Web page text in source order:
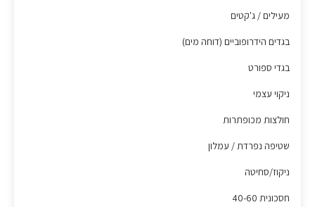
מעילים / ג'קטים
בגדים הידרופוביים (דוחה מים)
בגדי ספורט
ניקוי עצמי
חולצות מכופתרות
שטיפה נפרדת / עמלון
ניקוז/סחיטה
חסכונית 40-60